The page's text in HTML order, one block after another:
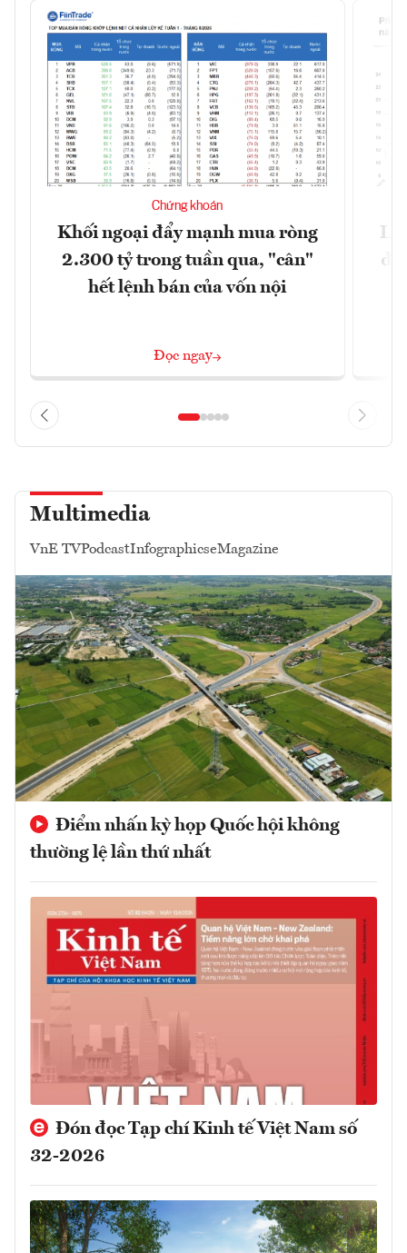
Chứng khoán
Khối ngoại đẩy mạnh mua ròng
2.300 tỷ trong tuần qua, "cân"
hết lệnh bán của vốn nội
Đọc ngay
Multimedia
VnE TVPodcastInfographicseMagazine
Điểm nhấn kỳ họp Quốc hội không
thường lệ lần thứ nhất
Đón đọc Tạp chí Kinh tế Việt Nam số
32-2026